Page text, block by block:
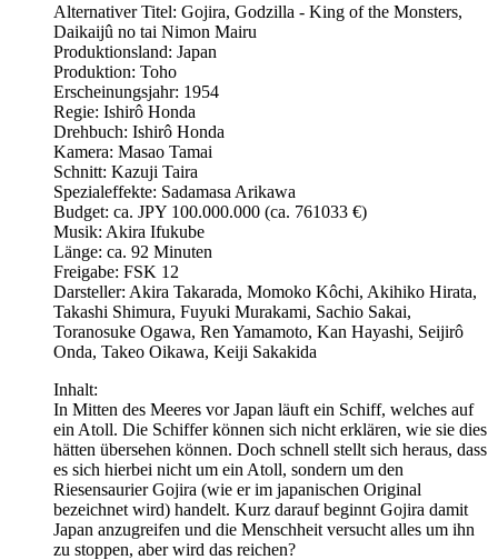
Alternativer Titel: Gojira, Godzilla - King of the Monsters,
Daikaijû no tai Nimon Mairu
Produktionsland: Japan
Produktion: Toho
Erscheinungsjahr: 1954
Regie: Ishirô Honda
Drehbuch: Ishirô Honda
Kamera: Masao Tamai
Schnitt: Kazuji Taira
Spezialeffekte: Sadamasa Arikawa
Budget: ca. JPY 100.000.000 (ca. 761033 €)
Musik: Akira Ifukube
Länge: ca. 92 Minuten
Freigabe: FSK 12
Darsteller: Akira Takarada, Momoko Kôchi, Akihiko Hirata,
Takashi Shimura, Fuyuki Murakami, Sachio Sakai,
Toranosuke Ogawa, Ren Yamamoto, Kan Hayashi, Seijirô
Onda, Takeo Oikawa, Keiji Sakakida
Inhalt:
In Mitten des Meeres vor Japan läuft ein Schiff, welches auf
ein Atoll. Die Schiffer können sich nicht erklären, wie sie dies
hätten übersehen können. Doch schnell stellt sich heraus, dass
es sich hierbei nicht um ein Atoll, sondern um den
Riesensaurier Gojira (wie er im japanischen Original
bezeichnet wird) handelt. Kurz darauf beginnt Gojira damit
Japan anzugreifen und die Menschheit versucht alles um ihn
zu stoppen, aber wird das reichen?